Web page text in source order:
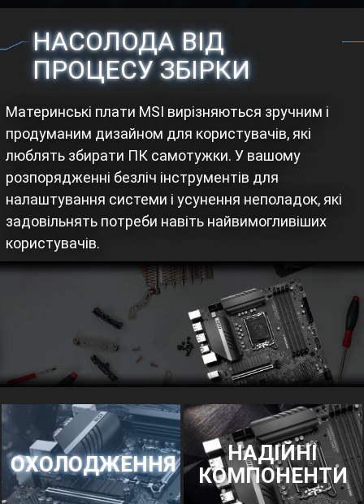
НАСОЛОДА ВІД
ПРОЦЕСУ ЗБІРКИ
Материнські плати MSI вирізняються зручним і
продуманим дизайном для користувачів, які
люблять збирати ПК самотужки. У вашому
розпорядженні безліч інструментів для
налаштування системи і усунення неполадок, які
задовільнять потреби навіть найвимогливіших
користувачів.
ОХОЛОДЖЕННЯ
НАДІЙНІ
КОМПОНЕНТИ